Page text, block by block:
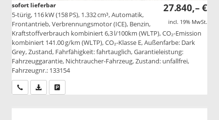
27.840,– €
incl. 19% MwSt.
sofort lieferbar
5-türig, 116 kW (158 PS), 1.332 cm³, Automatik,
Frontantrieb, Verbrennungsmotor (ICE), Benzin,
Kraftstoffverbrauch kombiniert 6,3 l/100km (WLTP), CO₂-Emission
kombiniert 141.00 g/km (WLTP), CO₂-Klasse E, Außenfarbe: Dark
Grey, Zustand, Fahrfähigkeit: fahrtauglich, Garantieleistung:
Fahrzeuggarantie, Nichtraucher-Fahrzeug, Zustand: unfallfrei,
Fahrzeugnr.: 133154
Wir rufen Sie anPDF-Datei, Fahrzeugexposé drucken